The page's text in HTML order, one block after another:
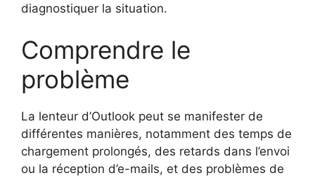
diagnostiquer la situation.
Comprendre le
problème
La lenteur d’Outlook peut se manifester de
différentes manières, notamment des temps de
chargement prolongés, des retards dans l’envoi
ou la réception d’e-mails, et des problèmes de